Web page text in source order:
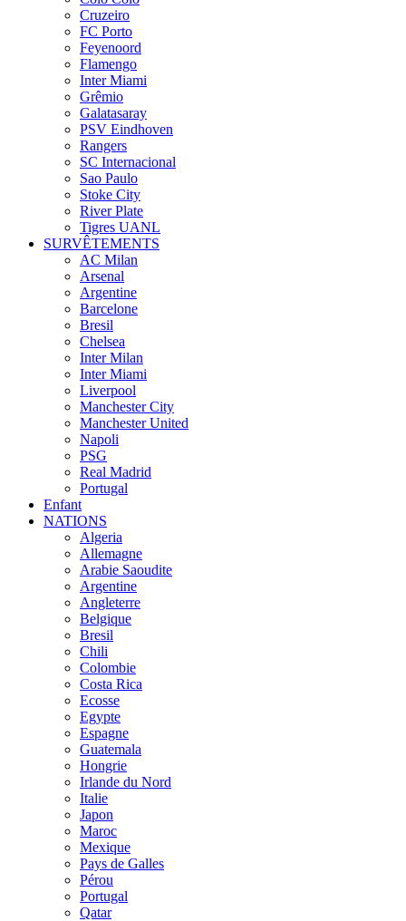
Cruzeiro
FC Porto
Feyenoord
Flamengo
Inter Miami
Grêmio
Galatasaray
PSV Eindhoven
Rangers
SC Internacional
Sao Paulo
Stoke City
River Plate
Tigres UANL
SURVÊTEMENTS
AC Milan
Arsenal
Argentine
Barcelone
Bresil
Chelsea
Inter Milan
Inter Miami
Liverpool
Manchester City
Manchester United
Napoli
PSG
Real Madrid
Portugal
Enfant
NATIONS
Algeria
Allemagne
Arabie Saoudite
Argentine
Angleterre
Belgique
Bresil
Chili
Colombie
Costa Rica
Ecosse
Egypte
Espagne
Guatemala
Hongrie
Irlande du Nord
Italie
Japon
Maroc
Mexique
Pays de Galles
Pérou
Portugal
Qatar